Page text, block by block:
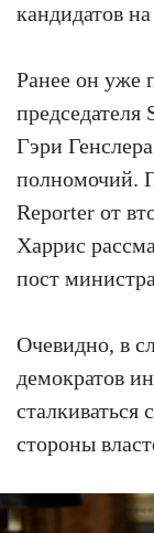
кандидатов
Ранее он уже
Гэри
полномочий.
Reporter от
Харрис
пост
Очевидно, в
демократов
стороны